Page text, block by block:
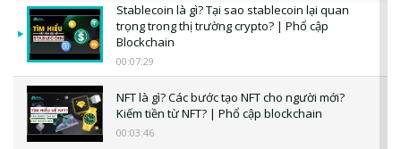
Stablecoin là gì? Tại sao stablecoin lại quan
trọng trong thị trường crypto? | Phổ cập
Blockchain
00:07:29
NFT là gì? Các bước tạo NFT cho người mới?
Kiếm tiền từ NFT? | Phổ cập blockchain
00:03:46